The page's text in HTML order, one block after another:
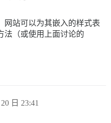
网站可以为其嵌入的样式表
法（或使用上面讨论的
日 23:41